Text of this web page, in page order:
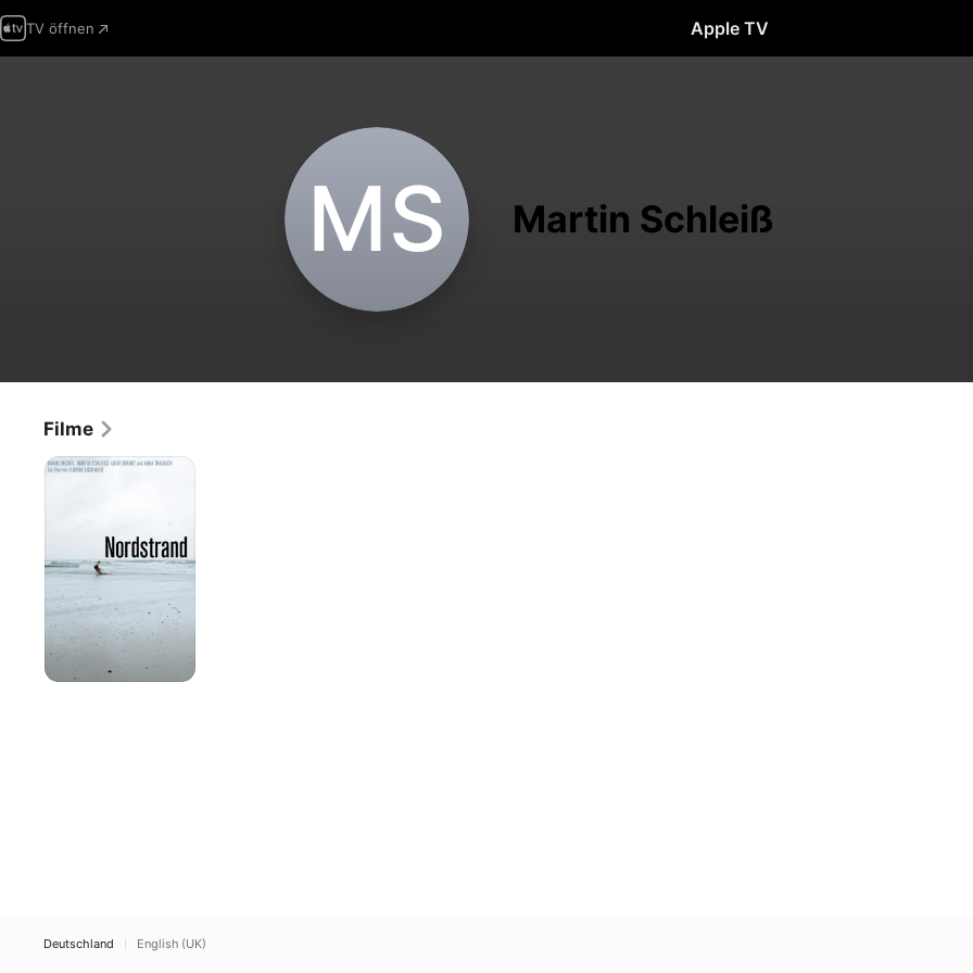
TV öffnen Apple TV
M‌S Martin Schleiß
Filme
Nordstrand
Deutschland English (UK)